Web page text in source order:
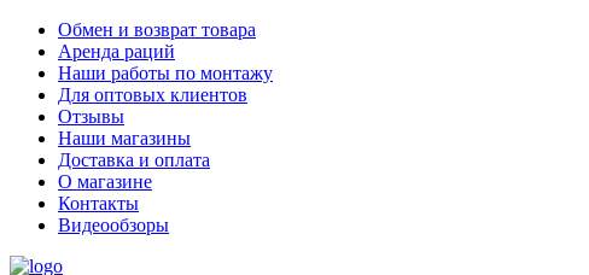
Обмен и возврат товара
Аренда раций
Наши работы по монтажу
Для оптовых клиентов
Отзывы
Наши магазины
Доставка и оплата
О магазине
Контакты
Видеообзоры